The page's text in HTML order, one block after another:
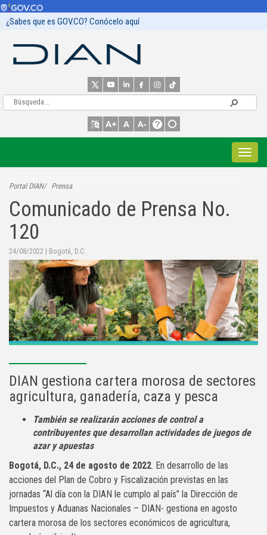
¿Sabes que es GOV.CO? Conócelo aquí
Portal DIAN Prensa
Comunicado de Prensa No.
120
24/08/2022 | Bogotá, D.C.
DIAN gestiona cartera morosa de sectores
agricultura, ganadería, caza y pesca
También se realizarán acciones de control a
contribuyentes que desarrollan actividades de juegos de
azar y apuestas
Bogotá, D.C., 24 de agosto de 2022. En desarrollo de las
acciones del Plan de Cobro y Fiscalización previstas en las
jornadas “Al día con la DIAN le cumplo al país" la Dirección de
Impuestos y Aduanas Nacionales – DIAN- gestiona en agosto
cartera morosa de los sectores económicos de agricultura,